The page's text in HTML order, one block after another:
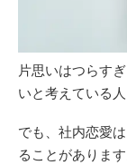
片思いはつらす
いと考えている
でも、社内恋愛
ることがあります